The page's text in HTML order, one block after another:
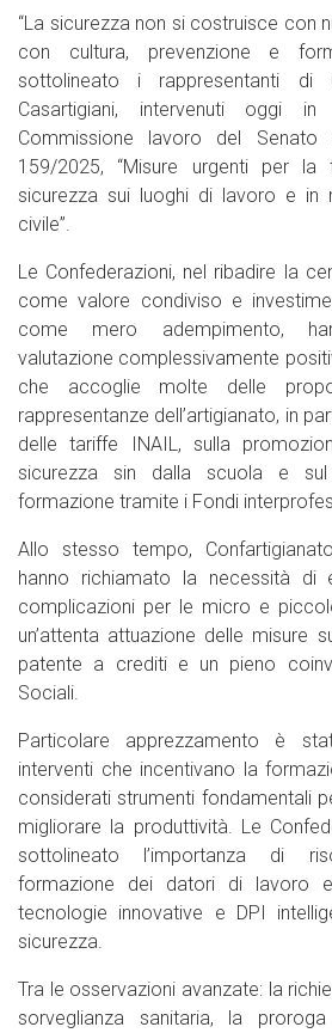
“La sicurezza non si costruisce con
con cultura, prevenzione e
sottolineato i rappresentanti di
Casartigiani, intervenuti oggi
Commissione lavoro del Senato
159/2025, “Misure urgenti per
sicurezza sui luoghi di lavoro e in
civile”.
Le Confederazioni, nel ribadire la
come valore condiviso e
come mero adempimento,
valutazione complessivamente
che accoglie molte delle
rappresentanze dell’artigianato, in
delle tariffe INAIL, sulla
sicurezza sin dalla scuola e sul
formazione tramite i Fondi
Allo stesso tempo,
hanno richiamato la necessità di
complicazioni per le micro e
un’attenta attuazione delle misure
patente a crediti e un pieno
Sociali.
Particolare apprezzamento è
interventi che incentivano la
considerati strumenti fondamentali
migliorare la produttività. Le
sottolineato l’importanza di
formazione dei datori di lavoro
tecnologie innovative e DPI
sicurezza.
Tra le osservazioni avanzate: la
sorveglianza sanitaria, la